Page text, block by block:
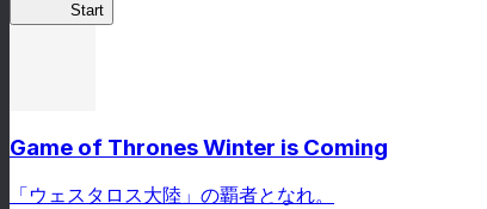
Start
Game of Thrones Winter is Coming
「ウェスタロス大陸」の覇者となれ。